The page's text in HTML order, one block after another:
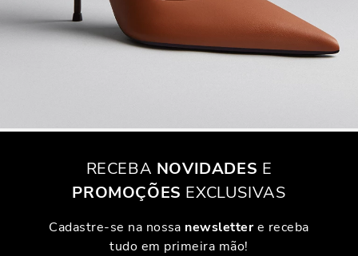
cada temporada, adaptando-se a diferentes estilos e preferências. Seja
em versões mais delicadas ou mais robustas, os scarpins com
amarração são ideais para quem gosta de inovar sem perder a
deseja um look mais elaborado. Eles combinam especialmente bem
destaque do visual. No entanto, também funcionam em combinações
mais casuais, especialmente se você optar por um modelo de salto
baixo ou médio.
COMO ESCOLHER O SCARPIN PERFEITO PARA
RECEBA NOVIDADES E
PROMOÇÕES EXCLUSIVAS
Cadastre-se na nossa newslettere receba
tudo em primeira mão!